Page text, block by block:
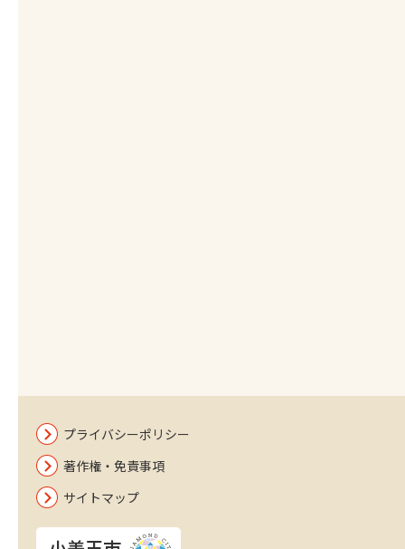
プライバシーポリシー
著作権・免責事項
サイトマップ